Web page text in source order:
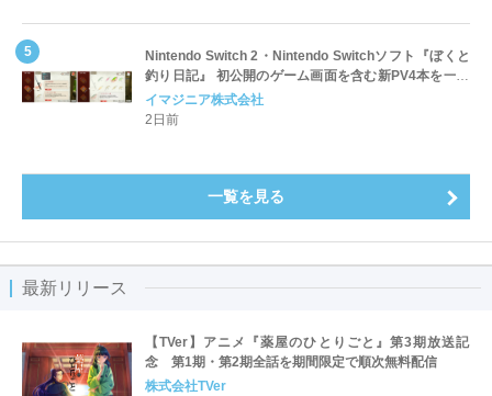
Nintendo Switch 2・Nintendo Switchソフト『ぼくと
釣り日記』 初公開のゲーム画面を含む新PV4本を一挙
公開！
イマジニア株式会社
2日前
一覧を見る
最新リリース
【TVer】アニメ『薬屋のひとりごと』第3期放送記
念 第1期・第2期全話を期間限定で順次無料配信
株式会社TVer